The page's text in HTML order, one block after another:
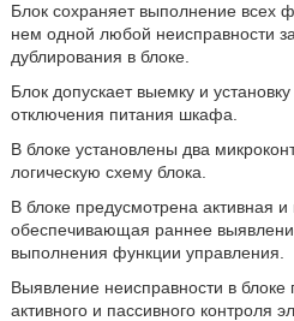
Блок сохраняет выполнение всех
нем одной любой неисправности
дублирования в блоке.
Блок допускает выемку и
отключения питания шкафа.
В блоке установлены два
логическую схему блока.
В блоке предусмотрена активная и
обеспечивающая раннее
выполнения функции управления.
Выявление неисправности в блоке
активного и пассивного контроля